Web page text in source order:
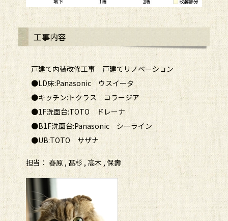
工事内容
戸建て内装改修工事 戸建てリノベーション
●LD床:Panasonic ウスイータ
●キッチン:トクラス コラージア
●1F洗面台:TOTO ドレーナ
●B1F洗面台:Panasonic シーライン
●UB:TOTO サザナ
担当： 春原 , 髙杉 , 高木 , 保壽